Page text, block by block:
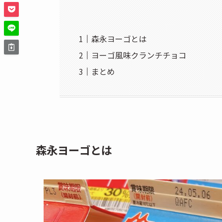
森永ヨーゴとは
ヨーゴ風味クランチチョコ
まとめ
森永ヨーゴとは